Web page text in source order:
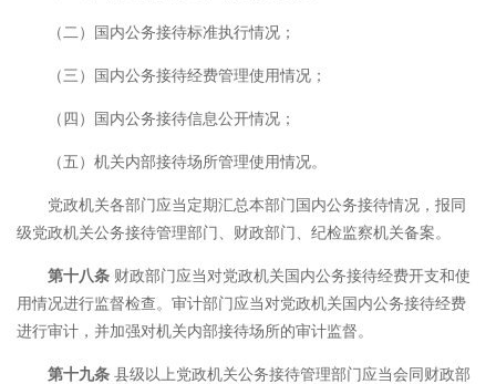
（二）国内公务接待标准执行情况；
（三）国内公务接待经费管理使用情况；
（四）国内公务接待信息公开情况；
（五）机关内部接待场所管理使用情况。
党政机关各部门应当定期汇总本部门国内公务接待情况，报同
级党政机关公务接待管理部门、财政部门、纪检监察机关备案。
第十八条 财政部门应当对党政机关国内公务接待经费开支和使
用情况进行监督检查。审计部门应当对党政机关国内公务接待经费
进行审计，并加强对机关内部接待场所的审计监督。
第十九条 县级以上党政机关公务接待管理部门应当会同财政部